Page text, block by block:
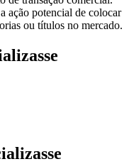
ação potencial de colocar
ou títulos no mercado.